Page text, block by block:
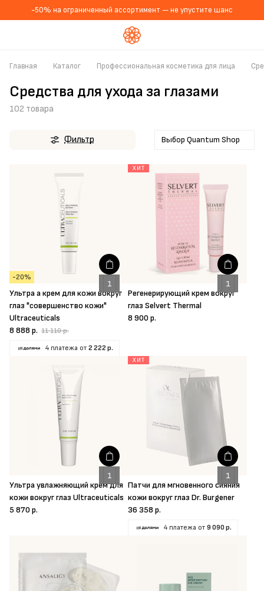
-50% на ограниченный ассортимент — не упустите шанс
Главная Каталог Профессиональная косметика для лица
Средства для ухода за глазами
102 товара
Фильтр Выбор Quantum Shop
-20%
Ультра а крем для кожи вокруг
глаз "совершенство кожи"
Ultraceuticals
8 888 р. 11 110 р.
4 платежа от 2 222 р.
ХИТ
Регенерирующий крем вокруг
глаз Selvert Thermal
8 900 р.
Ультра увлажняющий крем для
кожи вокруг глаз Ultraceuticals
5 870 р.
ХИТ
Патчи для мгновенного сияния
кожи вокруг глаз Dr. Burgener
36 358 р.
4 платежа от 9 090 р.